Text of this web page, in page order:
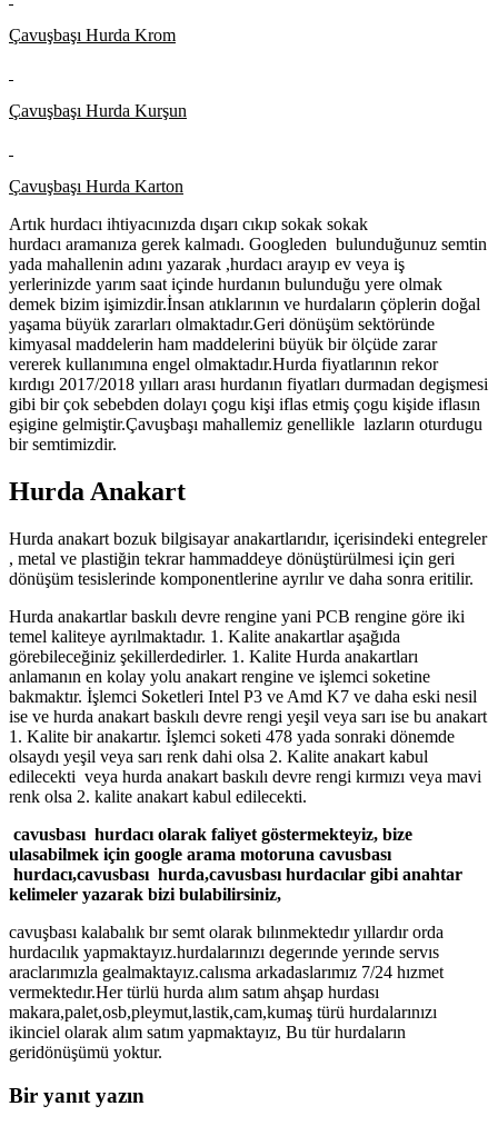
Çavuşbaşı Hurda Krom
Çavuşbaşı Hurda Kurşun
Çavuşbaşı Hurda Karton
Artık hurdacı ihtiyacınızda dışarı cıkıp sokak sokak
hurdacı aramanıza gerek kalmadı. Googleden bulunduğunuz semtin
yada mahallenin adını yazarak ,hurdacı arayıp ev veya iş
yerlerinizde yarım saat içinde hurdanın bulunduğu yere olmak
demek bizim işimizdir.İnsan atıklarının ve hurdaların çöplerin doğal
yaşama büyük zararları olmaktadır.Geri dönüşüm sektöründe
kimyasal maddelerin ham maddelerini büyük bir ölçüde zarar
vererek kullanımına engel olmaktadır.Hurda fiyatlarının rekor
kırdıgı 2017/2018 yılları arası hurdanın fiyatları durmadan degişmesi
gibi bir çok sebebden dolayı çogu kişi iflas etmiş çogu kişide iflasın
eşigine gelmiştir.Çavuşbaşı mahallemiz genellikle lazların oturdugu
bir semtimizdir.
Hurda Anakart
Hurda anakart bozuk bilgisayar anakartlarıdır, içerisindeki entegreler
, metal ve plastiğin tekrar hammaddeye dönüştürülmesi için geri
dönüşüm tesislerinde komponentlerine ayrılır ve daha sonra eritilir.
Hurda anakartlar baskılı devre rengine yani PCB rengine göre iki
temel kaliteye ayrılmaktadır. 1. Kalite anakartlar aşağıda
görebileceğiniz şekillerdedirler. 1. Kalite Hurda anakartları
anlamanın en kolay yolu anakart rengine ve işlemci soketine
bakmaktır. İşlemci Soketleri Intel P3 ve Amd K7 ve daha eski nesil
ise ve hurda anakart baskılı devre rengi yeşil veya sarı ise bu anakart
1. Kalite bir anakartır. İşlemci soketi 478 yada sonraki dönemde
olsaydı yeşil veya sarı renk dahi olsa 2. Kalite anakart kabul
edilecekti veya hurda anakart baskılı devre rengi kırmızı veya mavi
renk olsa 2. kalite anakart kabul edilecekti.
cavusbası hurdacı olarak faliyet göstermekteyiz, bize
ulasabilmek için google arama motoruna cavusbası
hurdacı,cavusbası hurda,cavusbası hurdacılar gibi anahtar
kelimeler yazarak bizi bulabilirsiniz,
cavuşbası kalabalık bır semt olarak bılınmektedır yıllardır orda
hurdacılık yapmaktayız.hurdalarınızı degerınde yerınde servıs
araclarımızla gealmaktayız.calısma arkadaslarımız 7/24 hızmet
vermektedır.Her türlü hurda alım satım ahşap hurdası
makara,palet,osb,pleymut,lastik,cam,kumaş türü hurdalarınızı
ikinciel olarak alım satım yapmaktayız, Bu tür hurdaların
geridönüşümü yoktur.
Bir yanıt yazın